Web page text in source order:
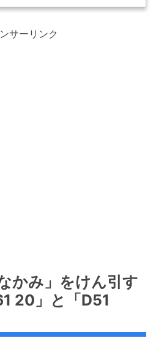
サーリンク
かみ」をけん引す
20」と「D51